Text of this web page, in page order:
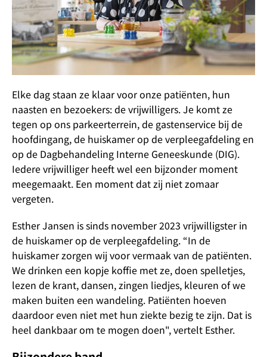
Elke dag staan ze klaar voor onze patiënten, hun
naasten en bezoekers: de vrijwilligers. Je komt ze
tegen op ons parkeerterrein, de gastenservice bij de
hoofdingang, de huiskamer op de verpleegafdeling en
op de Dagbehandeling Interne Geneeskunde (DIG).
Iedere vrijwilliger heeft wel een bijzonder moment
meegemaakt. Een moment dat zij niet zomaar
vergeten.
Esther Jansen is sinds november 2023 vrijwilligster in
de huiskamer op de verpleegafdeling. “In de
huiskamer zorgen wij voor vermaak van de patiënten.
We drinken een kopje koffie met ze, doen spelletjes,
lezen de krant, dansen, zingen liedjes, kleuren of we
maken buiten een wandeling. Patiënten hoeven
daardoor even niet met hun ziekte bezig te zijn. Dat is
heel dankbaar om te mogen doen", vertelt Esther.